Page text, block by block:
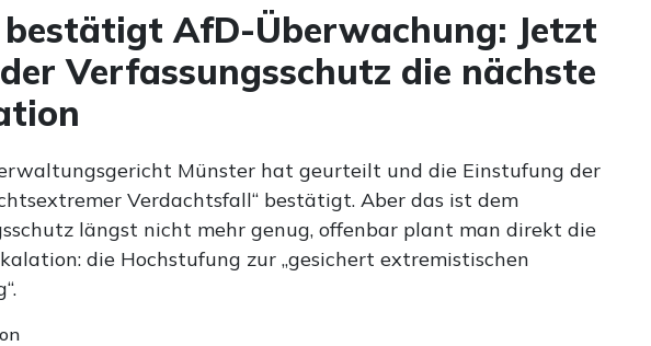
AfD-Überwachung: Jetzt
Verfassungsschutz die nächste
Münster hat geurteilt und die Einstufung der
Verdachtsfall“ bestätigt. Aber das ist dem
längst nicht mehr genug, offenbar plant man direkt die
die Hochstufung zur „gesichert extremistischen